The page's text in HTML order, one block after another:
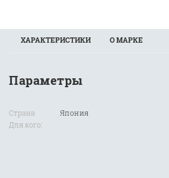
ХАРАКТЕРИСТИКИ О МАРКЕ
Параметры
Страна
Для кого:
Япония